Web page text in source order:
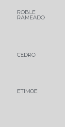
ROBLE
RAMEADO
CEDRO
ETIMOE